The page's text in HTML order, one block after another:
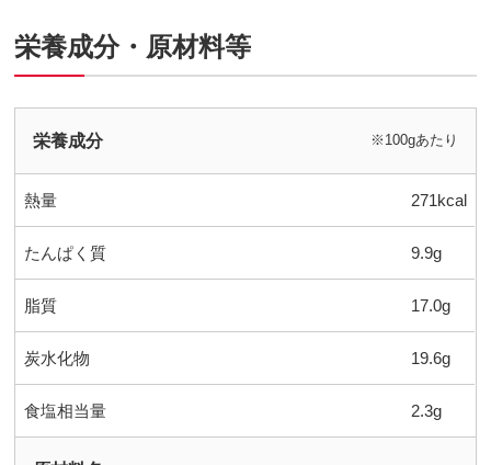
栄養成分・原材料等
栄養成分 ※100gあたり
熱量 271kcal
たんぱく質 9.9g
脂質 17.0g
炭水化物 19.6g
食塩相当量 2.3g